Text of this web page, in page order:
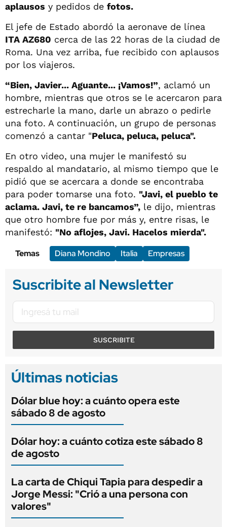
aplausos y pedidos de fotos.
El jefe de Estado abordó la aeronave de línea
ITA AZ680 cerca de las 22 horas de la ciudad de
Roma. Una vez arriba, fue recibido con aplausos
por los viajeros.
“Bien, Javier... Aguante... ¡Vamos!”, aclamó un
hombre, mientras que otros se le acercaron para
estrecharle la mano, darle un abrazo o pedirle
una foto. A continuación, un grupo de personas
comenzó a cantar "Peluca, peluca, peluca".
En otro video, una mujer le manifestó su
respaldo al mandatario, al mismo tiempo que le
pidió que se acercara a donde se encontraba
para poder tomarse una foto. "Javi, el pueblo te
aclama. Javi, te re bancamos”, le dijo, mientras
que otro hombre fue por más y, entre risas, le
manifestó: "No aflojes, Javi. Hacelos mierda".
Temas
Diana Mondino Italia Empresas
Suscribite al Newsletter
SUSCRIBITE
Últimas noticias
Dólar blue hoy: a cuánto opera este
sábado 8 de agosto
Dólar hoy: a cuánto cotiza este sábado 8
de agosto
La carta de Chiqui Tapia para despedir a
Jorge Messi: "Crió a una persona con
valores"